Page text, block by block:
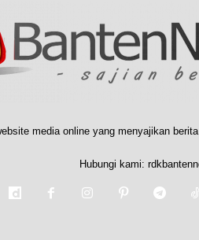
media online yang menyajikan
Hubungi kami: